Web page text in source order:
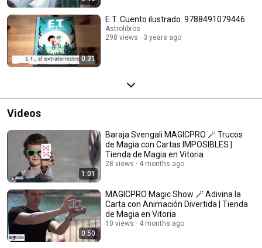
0:31
E.T. Cuento ilustrado. 9788491079446
Astrolibros
298 views
3 years ago
Videos
1:01
Baraja Svengali MAGICPRO 🪄 Trucos
de Magia con Cartas IMPOSIBLES |
Tienda de Magia en Vitoria
28 views 4 months ago
0:50
MAGICPRO Magic Show 🪄 Adivina la
Carta con Animación Divertida | Tienda
de Magia en Vitoria
10 views 4 months ago